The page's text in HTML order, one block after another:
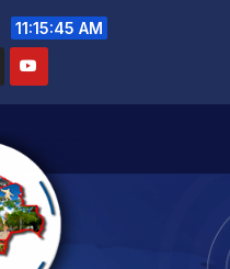
11:15:46 AM